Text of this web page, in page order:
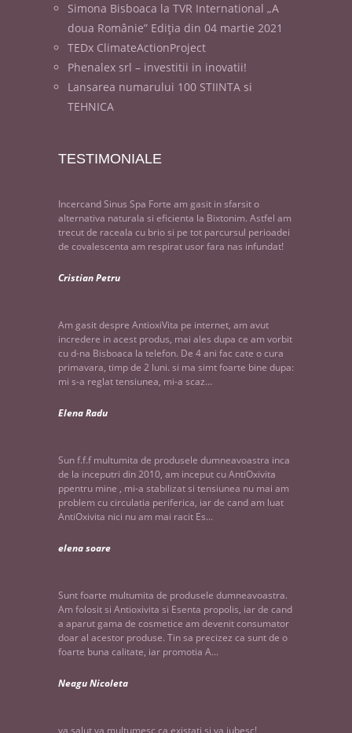
Simona Bisboaca la TVR International „A
doua Românie” Ediția din 04 martie 2021
TEDx ClimateActionProject
Phenalex srl – investitii in inovatii!
Lansarea numarului 100 STIINTA si
TEHNICA
TESTIMONIALE
Incercand Sinus Spa Forte am gasit in sfarsit o
alternativa naturala si eficienta la Bixtonim. Astfel am
trecut de raceala cu brio si pe tot parcursul perioadei
de covalescenta am respirat usor fara nas infundat!
Cristian Petru
Am gasit despre AntioxiVita pe internet, am avut
incredere in acest produs, mai ales dupa ce am vorbit
cu d-na Bisboaca la telefon. De 4 ani fac cate o cura
primavara, timp de 2 luni. si ma simt foarte bine dupa:
mi s-a reglat tensiunea, mi-a scaz...
Elena Radu
Sun f.f.f multumita de produsele dumneavoastra inca
de la inceputri din 2010, am inceput cu AntiOxivita
ppentru mine , mi-a stabilizat si tensiunea nu mai am
problem cu circulatia periferica, iar de cand am luat
AntiOxivita nici nu am mai racit Es...
elena soare
Sunt foarte multumita de produsele dumneavoastra.
Am folosit si Antioxivita si Esenta propolis, iar de cand
a aparut gama de cosmetice am devenit consumator
doar al acestor produse. Tin sa precizez ca sunt de o
foarte buna calitate, iar promotia A...
Neagu Nicoleta
va salut,va multumesc ca existati si va iubesc!